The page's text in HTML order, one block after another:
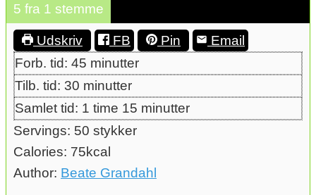
5 fra 1 stemme
Udskriv FB Pin
Email
Forb. tid: 45 minutter
minutter
Tilb. tid: 30 minutter
minutter
Samlet tid: 1 time
time 15 minutter
minutter
Servings: 50 stykker
Calories: 75kcal
Author: Beate Grandahl